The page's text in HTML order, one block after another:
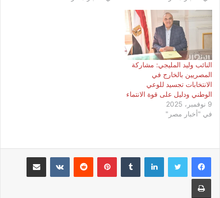
النائب وليد المليجي: مشاركة
المصريين بالخارج في
الانتخابات تجسيد للوعي
الوطني ودليل على قوة الانتماء
9 نوفمبر، 2025
في "أخبار مصر"
لينكدإن بينتيريست مشاركة عبر البريد
طباعة